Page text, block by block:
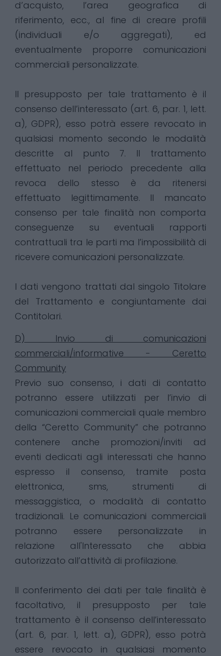
d’acquisto, l’area geografica di
riferimento, ecc., al fine di creare profili
(individuali e/o aggregati), ed
eventualmente proporre comunicazioni
commerciali personalizzate.
Il presupposto per tale trattamento è il
consenso dell’interessato (art. 6, par. 1, lett.
a), GDPR), esso potrà essere revocato in
qualsiasi momento secondo le modalità
descritte al punto 7. Il trattamento
effettuato nel periodo precedente alla
revoca dello stesso è da ritenersi
effettuato legittimamente. Il mancato
consenso per tale finalità non comporta
conseguenze su eventuali rapporti
contrattuali tra le parti ma l’impossibilità di
ricevere comunicazioni personalizzate.
I dati vengono trattati dal singolo Titolare
del Trattamento e congiuntamente dai
Contitolari.
D) Invio di comunicazioni
commerciali/informative - Ceretto
Community
Previo suo consenso, i dati di contatto
potranno essere utilizzati per l’invio di
comunicazioni commerciali quale membro
della “Ceretto Community” che potranno
contenere anche promozioni/inviti ad
eventi dedicati agli interessati che hanno
espresso il consenso, tramite posta
elettronica, sms, strumenti di
messaggistica, o modalità di contatto
tradizionali. Le comunicazioni commerciali
potranno essere personalizzate in
relazione all'Interessato che abbia
autorizzato all’attività di profilazione.
Il conferimento dei dati per tale finalità è
facoltativo, il presupposto per tale
trattamento è il consenso dell’interessato
(art. 6, par. 1, lett. a), GDPR), esso potrà
essere revocato in qualsiasi momento